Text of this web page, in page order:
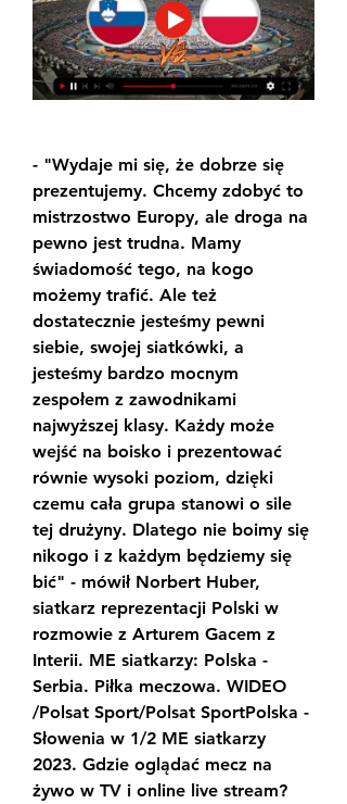
- "Wydaje mi się, że dobrze się
prezentujemy. Chcemy zdobyć to
mistrzostwo Europy, ale droga na
pewno jest trudna. Mamy
świadomość tego, na kogo
możemy trafić. Ale też
dostatecznie jesteśmy pewni
siebie, swojej siatkówki, a
jesteśmy bardzo mocnym
zespołem z zawodnikami
najwyższej klasy. Każdy może
wejść na boisko i prezentować
równie wysoki poziom, dzięki
czemu cała grupa stanowi o sile
tej drużyny. Dlatego nie boimy się
nikogo i z każdym będziemy się
bić" - mówił Norbert Huber,
siatkarz reprezentacji Polski w
rozmowie z Arturem Gacem z
Interii. ME siatkarzy: Polska -
Serbia. Piłka meczowa. WIDEO
/Polsat Sport/Polsat SportPolska -
Słowenia w 1/2 ME siatkarzy
2023. Gdzie oglądać mecz na
żywo w TV i online live stream?